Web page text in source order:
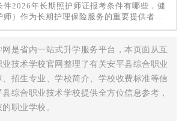
件2026年长期照护师证报考条件有哪些，健
）作为长期护理保险服务的重要提供者，
是省内一站式升学服务平台，本页面从互
技术学校官网整理了有关安平县综合职业
招生专业、学校简介、学校收费标准等信
综合职业技术学校提供全方位信息参考，
职业学校。